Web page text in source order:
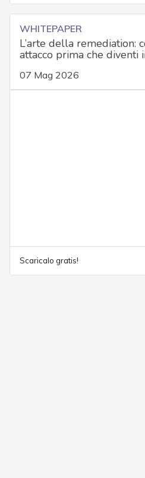
WHITEPAPER
L’arte della remediation:
attacco prima che diventi
07 Mag 2026
Scaricalo gratis!